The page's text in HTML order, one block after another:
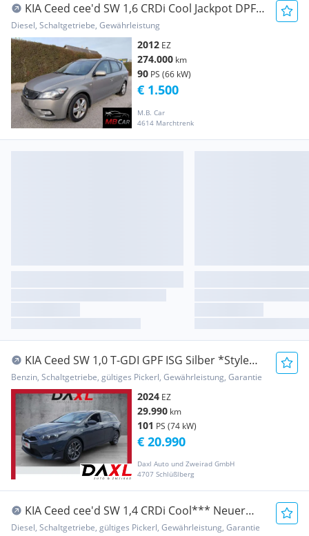
KIA Ceed cee'd SW 1,6 CRDi Cool Jackpot DPF
ISG
Diesel, Schaltgetriebe, Gewährleistung
2012 EZ
274.000 km
90 PS (66 kW)
M.B. Car
4614 Marchtrenk
€ 1.500
KIA Ceed SW 1,0 T-GDI GPF ISG Silber *Style
Paket*
Benzin, Schaltgetriebe, gültiges Pickerl, Gewährleistung, Garantie
2024 EZ
29.990 km
101 PS (74 kW)
Daxl Auto und Zweirad GmbH
4707 Schlüßlberg
€ 20.990
KIA Ceed cee'd SW 1,4 CRDi Cool*** Neuer
Service***
Diesel, Schaltgetriebe, gültiges Pickerl, Gewährleistung, Garantie